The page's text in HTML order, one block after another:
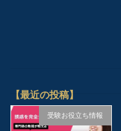
【最近の投稿】
受験お役立ち情報